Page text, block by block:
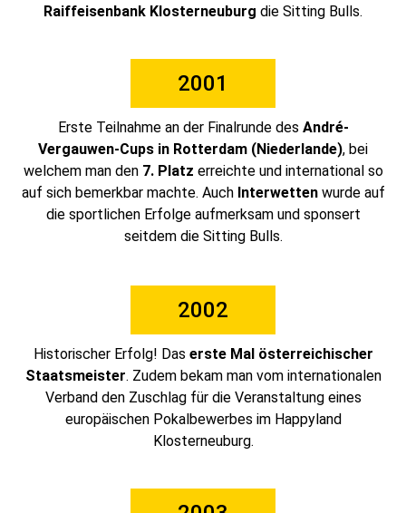
Raiffeisenbank Klosterneuburg die Sitting Bulls.
2001
Erste Teilnahme an der Finalrunde des André-
Vergauwen-Cups in Rotterdam (Niederlande), bei
welchem man den 7. Platz erreichte und international so
auf sich bemerkbar machte. Auch Interwettenwurde auf
die sportlichen Erfolge aufmerksam und sponsert
seitdem die Sitting Bulls.
2002
Historischer Erfolg! Das erste Mal österreichischer
Staatsmeister. Zudem bekam man vom internationalen
Verband den Zuschlag für die Veranstaltung eines
europäischen Pokalbewerbes im Happyland
Klosterneuburg.